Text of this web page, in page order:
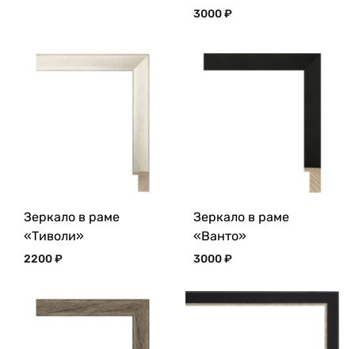
3000₽
Зеркало в раме
«Тиволи»
2200₽
Зеркало в раме
«Ванто»
3000₽